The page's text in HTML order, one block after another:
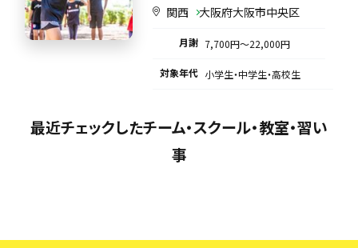
関西 大阪府大阪市中央区
月謝 7,700円〜22,000円
対象年代 小学生・中学生・高校生
最近チェックしたチーム・スクール・教室・習い
事